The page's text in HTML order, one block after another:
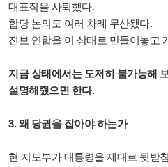
대표직을 사퇴했다.
합당 논의도 여러 차례 무산됐다.
진보 연합을 이 상태로 만들어놓고
지금 상태에서는 도저히 불가능해
설명해줬으면 한다.
3. 왜 당권을 잡아야 하는가
현 지도부가 대통령을 제대로 뒷받